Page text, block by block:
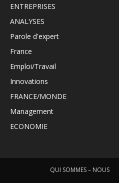
ENTREPRISES
ANALYSES
Parole d'expert
France
Emploi/Travail
Innovations
FRANCE/MONDE
Management
ECONOMIE
QUI SOMMES – NOUS